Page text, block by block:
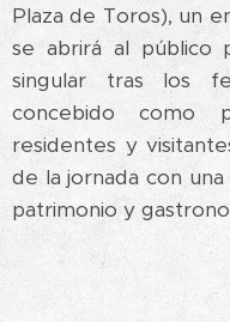
Plaza de Toros), un
se abrirá al público
singular tras los
concebido como
residentes y
de la jornada con
patrimonio y